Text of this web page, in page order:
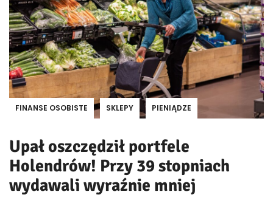
FINANSE OSOBISTE SKLEPY PIENIĄDZE
Upał oszczędził portfele
Holendrów! Przy 39 stopniach
wydawali wyraźnie mniej